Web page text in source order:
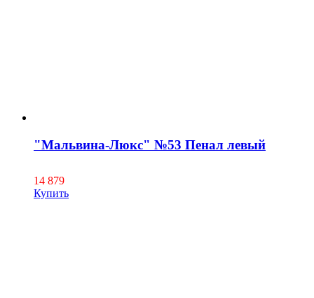
"Мальвина-Люкс" №53 Пенал левый
14 879
Купить